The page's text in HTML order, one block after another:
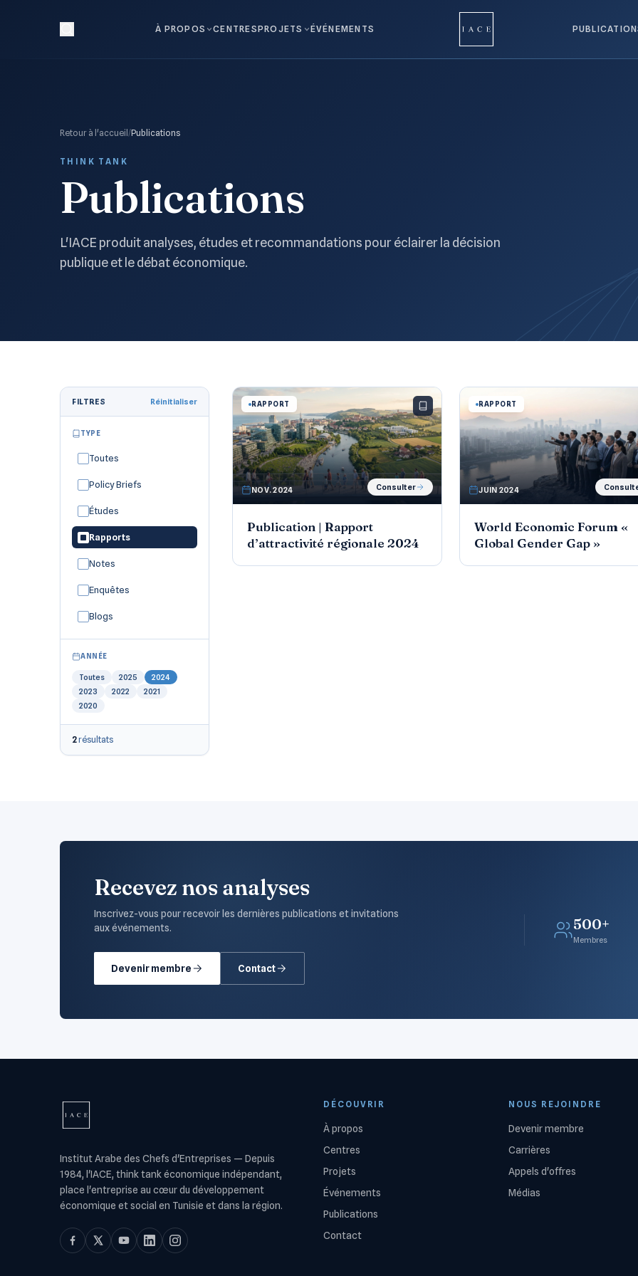
À PROPOS CENTRESPROJETS ÉVÉNEMENTS
Retour à l'accueil /Publications
THINK TANK
Publications
L'IACE produit analyses, études et recommandations pour éclairer la décision
publique et le débat économique.
FILTRES Réinitialiser
TYPE
Toutes
Policy Briefs
Études
Rapports
Notes
Enquêtes
Blogs
ANNÉE
Toutes 2025
2024
2023
2022
2021
2020
2résultats
RAPPORT
NOV. 2024 Consulter
Publication | Rapport
d’attractivité régionale 2024
RAPPORT
JUIN 2024
World Economic Forum «
Global Gender Gap »
Recevez nos analyses
Inscrivez-vous pour recevoir les dernières publications et invitations
aux événements.
Devenir membre Contact
500+
Membres
Institut Arabe des Chefs d'Entreprises — Depuis
1984, l'IACE, think tank économique indépendant,
place l'entreprise au cœur du développement
économique et social en Tunisie et dans la région.
DÉCOUVRIR
À propos
Centres
Projets
Événements
Publications
Contact
NOUS REJOINDRE
Devenir membre
Carrières
Appels d'offres
Médias